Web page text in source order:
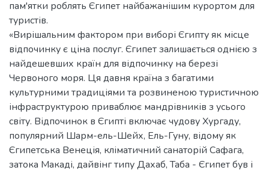
пам'ятки роблять Єгипет найбажанішим курортом для
туристів.
«Вирішальним фактором при виборі Єгипту як місце
відпочинку є ціна послуг. Єгипет залишається однією з
найдешевших країн для відпочинку на березі
Червоного моря. Ця давня країна з багатими
культурними традиціями та розвиненою туристичною
інфраструктурою приваблює мандрівників з усього
світу. Відпочинок в Єгипті включає чудову Хургаду,
популярний Шарм-ель-Шейх, Ель-Гуну, відому як
Єгипетська Венеція, кліматичний санаторій Сафага,
затока Макаді, дайвінг типу Дахаб, Таба - Єгипет був і